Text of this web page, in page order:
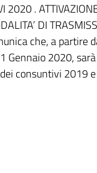
2020 .
DI
che, a partire
Gennaio 2020,
consuntivi 2019